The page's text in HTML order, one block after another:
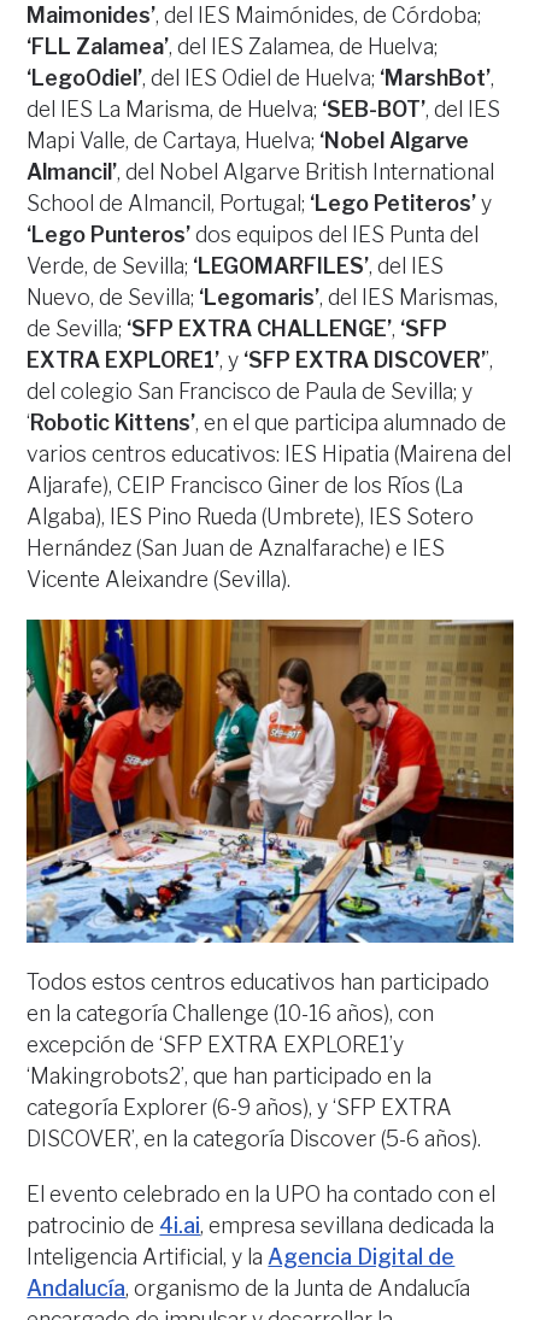
Maimonides’, del IES Maimónides, de Córdoba;
‘FLL Zalamea’, del IES Zalamea, de Huelva;
‘LegoOdiel’, del IES Odiel de Huelva; ‘MarshBot’,
del IES La Marisma, de Huelva; ‘SEB-BOT’, del IES
Mapi Valle, de Cartaya, Huelva; ‘Nobel Algarve
Almancil’, del Nobel Algarve British International
School de Almancil, Portugal; ‘Lego Petiteros’y
‘Lego Punteros’dos equipos del IES Punta del
Verde, de Sevilla; ‘LEGOMARFILES’, del IES
Nuevo, de Sevilla; ‘Legomaris’, del IES Marismas,
de Sevilla; ‘SFP EXTRA CHALLENGE’, ‘SFP
EXTRA EXPLORE1’, y ‘SFP EXTRA DISCOVER’’,
del colegio San Francisco de Paula de Sevilla; y
‘Robotic Kittens’, en el que participa alumnado de
varios centros educativos: IES Hipatia (Mairena del
Aljarafe), CEIP Francisco Giner de los Ríos (La
Algaba), IES Pino Rueda (Umbrete), IES Sotero
Hernández (San Juan de Aznalfarache) e IES
Vicente Aleixandre (Sevilla).
Todos estos centros educativos han participado
en la categoría Challenge (10-16 años), con
excepción de ‘SFP EXTRA EXPLORE1’y
‘Makingrobots2’, que han participado en la
categoría Explorer (6-9 años), y ‘SFP EXTRA
DISCOVER’, en la categoría Discover (5-6 años).
El evento celebrado en la UPO ha contado con el
patrocinio de 4i.ai, empresa sevillana dedicada la
Inteligencia Artificial, y laAgencia Digital de
Andalucía, organismo de la Junta de Andalucía